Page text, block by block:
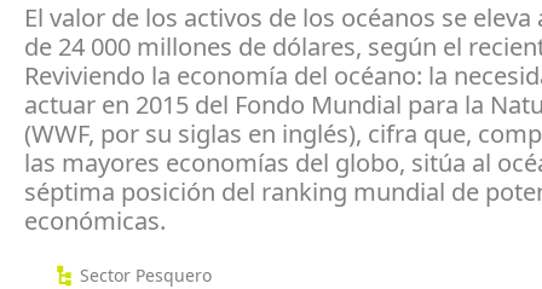
El valor de los activos de los océanos se
de 24 000 millones de dólares, según el
Reviviendo la economía del océano: la
actuar en 2015 del Fondo Mundial para la
(WWF, por su siglas en inglés), cifra que,
las mayores economías del globo, sitúa al
séptima posición del ranking mundial de
económicas.
Sector Pesquero